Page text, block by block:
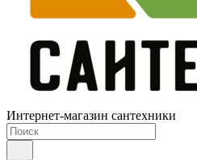
Интернет-магазин сантехники